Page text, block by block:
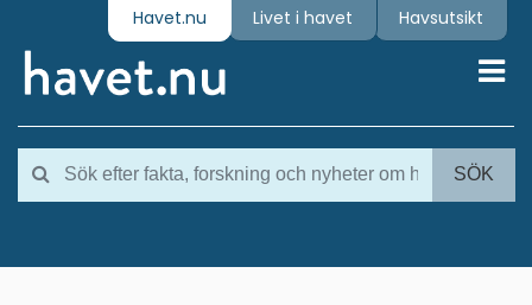
Havet.nu Livet i havet Havsutsikt
SÖK